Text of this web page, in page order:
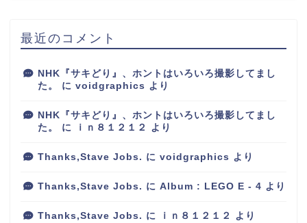
最近のコメント
NHK『サキどり』、ホントはいろいろ撮影してまし
た。
に voidgraphics より
NHK『サキどり』、ホントはいろいろ撮影してまし
た。
に ｉｎ８１２１２ より
Thanks,Stave Jobs. に voidgraphics より
Thanks,Stave Jobs. に Album : LEGO E - 4 より
Thanks,Stave Jobs. に ｉｎ８１２１２ より